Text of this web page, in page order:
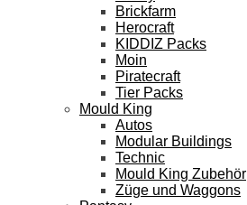
Brickfarm
Herocraft
KIDDIZ Packs
Moin
Piratecraft
Tier Packs
Mould King
Autos
Modular Buildings
Technic
Mould King Zubehör
Züge und Waggons